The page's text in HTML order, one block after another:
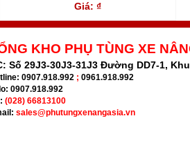
Giá: ₫
KHO PHỤ TÙNG XE
Số 29J3-30J3-31J3 Đường DD7-1,
0907.918.992 ; 0961.918.992
0907.918.992
(028) 66813100
sales@phutungxenangasia.vn